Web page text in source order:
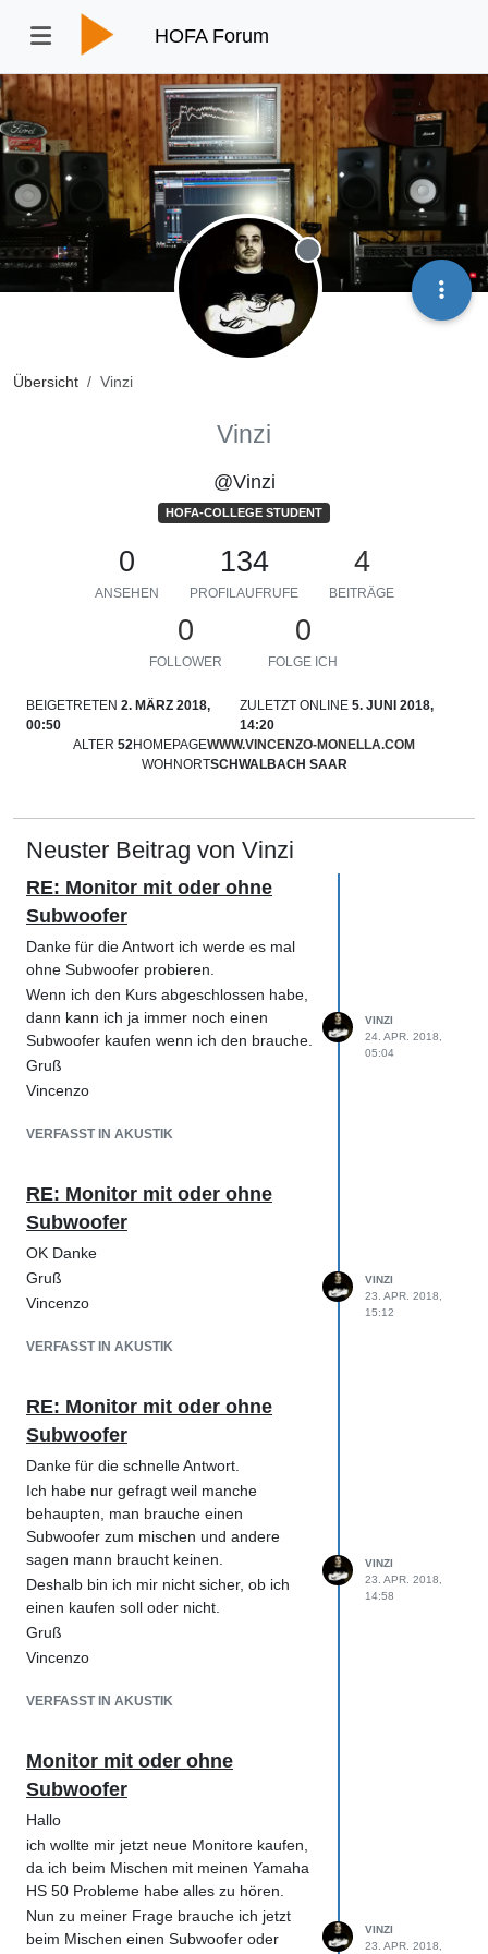
HOFA Forum
Übersicht Vinzi
Offline
Vinzi
@Vinzi
HOFA-COLLEGE STUDENT
0
ANSEHEN
134
PROFILAUFRUFE
4
BEITRÄGE
0
FOLLOWER
0
FOLGE ICH
BEIGETRETEN 2. MÄRZ 2018,
00:50
ZULETZT ONLINE 5. JUNI 2018,
14:20
ALTER 52HOMEPAGEWWW.VINCENZO-MONELLA.COM
WOHNORTSCHWALBACH SAAR
Neuster Beitrag von Vinzi
RE: Monitor mit oder ohne
Subwoofer
Danke für die Antwort ich werde es mal
ohne Subwoofer probieren.
Wenn ich den Kurs abgeschlossen habe,
dann kann ich ja immer noch einen
Subwoofer kaufen wenn ich den brauche.
Gruß
Vincenzo
VERFASST IN AKUSTIK
VINZI
24. APR. 2018,
05:04
RE: Monitor mit oder ohne
Subwoofer
OK Danke
Gruß
Vincenzo
VERFASST IN AKUSTIK
VINZI
23. APR. 2018,
15:12
RE: Monitor mit oder ohne
Subwoofer
Danke für die schnelle Antwort.
Ich habe nur gefragt weil manche
behaupten, man brauche einen
Subwoofer zum mischen und andere
sagen mann braucht keinen.
Deshalb bin ich mir nicht sicher, ob ich
einen kaufen soll oder nicht.
Gruß
Vincenzo
VERFASST IN AKUSTIK
VINZI
23. APR. 2018,
14:58
Monitor mit oder ohne
Subwoofer
Hallo
ich wollte mir jetzt neue Monitore kaufen,
da ich beim Mischen mit meinen Yamaha
HS 50 Probleme habe alles zu hören.
Nun zu meiner Frage brauche ich jetzt
beim Mischen einen Subwoofer oder
VINZI
23. APR. 2018,